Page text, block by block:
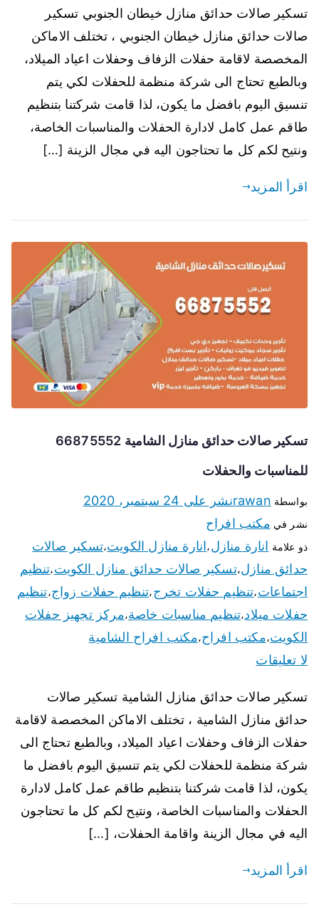
تسكير صالات حدائق منازل خيطان الجنوبي تسكير
صالات حدائق منازل خيطان الجنوبي ، تختلف الاماكن
المخصصة لاقامة حفلات الزفاف وحفلات اعياد الميلاد،
وبالطبع تحتاج الى شركة منظمة للحفلات لكي يتم
تنسيق اليوم بافضل ما يكون، لذا قامت شركتنا بتنظيم
طاقم عمل كامل لادارة الحفلات والمناسبات الخاصة،
ونتيح لكم كل ما تحتاجون اليه في مجال الزينة […]
اقرأ المزيد
تسكير صالات حدائق منازل الشامية 66875552
للمناسبات والحفلات
بواسطة rawanنشر على 24 سبتمبر، 2020
نشر في مكتب افراح
ذو علامة انارة منازل،انارة منازل الكويت،تسكير صالات
حدائق منازل،تسكير صالات حدائق منازل الكويت،تنظيم
اجتماعات،تنظيم حفلات تخرج،تنظيم حفلات زواج،تنظيم
حفلات ميلاد،تنظيم مناسبات خاصة،مركز تجهيز حفلات
الكويت،مكتب افراح،مكتب افراح الشامية
لا تعليقات
تسكير صالات حدائق منازل الشامية تسكير صالات
حدائق منازل الشامية ، تختلف الاماكن المخصصة لاقامة
حفلات الزفاف وحفلات اعياد الميلاد، وبالطبع تحتاج الى
شركة منظمة للحفلات لكي يتم تنسيق اليوم بافضل ما
يكون، لذا قامت شركتنا بتنظيم طاقم عمل كامل لادارة
الحفلات والمناسبات الخاصة، ونتيح لكم كل ما تحتاجون
اليه في مجال الزينة واقامة الحفلات، […]
اقرأ المزيد